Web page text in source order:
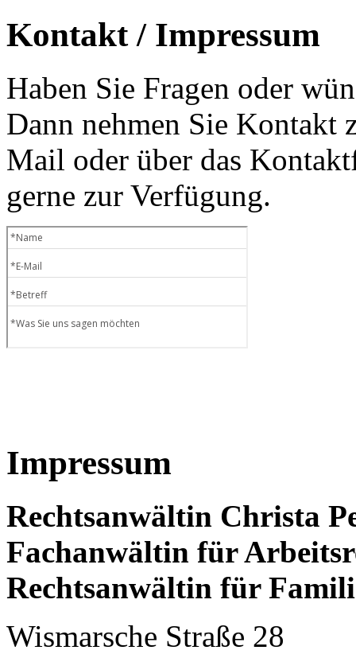
Kontakt / Impressum
Haben Sie Fragen oder
Dann nehmen Sie Kontakt
Mail oder über das
gerne zur Verfügung.
Impressum
Rechtsanwältin Christa
Fachanwältin für
Rechtsanwältin für
Wismarsche Straße 28